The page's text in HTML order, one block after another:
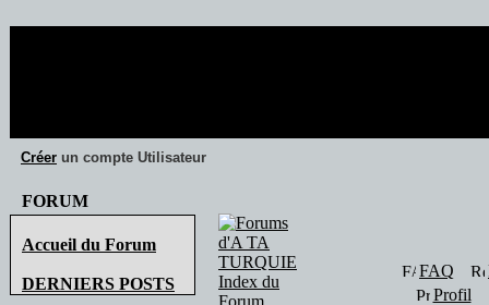
Créer un compte Utilisateur
FORUM
Accueil du Forum
DERNIERS POSTS
FAQ
Profil